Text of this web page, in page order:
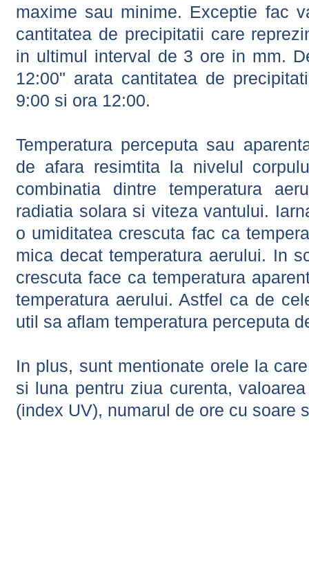
maxime sau minime. Exceptie fac
cantitatea de precipitatii care
in ultimul interval de 3 ore in mm.
12:00" arata cantitatea de
9:00 si ora 12:00.
Temperatura perceputa sau
de afara resimtita la nivelul
combinatia dintre temperatura
radiatia solara si viteza vantului.
o umiditatea crescuta fac ca
mica decat temperatura aerului. In
crescuta face ca temperatura
temperatura aerului. Astfel ca de
util sa aflam temperatura perceputa
In plus, sunt mentionate orele la
si luna pentru ziua curenta,
(index UV), numarul de ore cu soare